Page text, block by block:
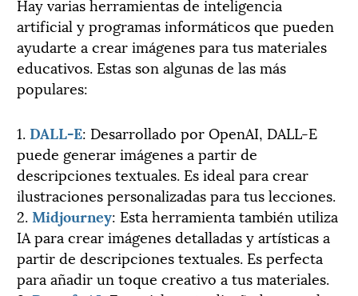
artificial y programas informáticos que pueden
ayudarte a crear imágenes para tus materiales
educativos. Estas son algunas de las más
populares:
1. DALL-E: Desarrollado por OpenAI, DALL-E
puede generar imágenes a partir de
descripciones textuales. Es ideal para crear
ilustraciones personalizadas para tus lecciones.
2. Midjourney: Esta herramienta también utiliza
IA para crear imágenes detalladas y artísticas a
partir de descripciones textuales. Es perfecta
para añadir un toque creativo a tus materiales.